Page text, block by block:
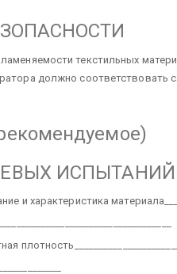
текстильных
должно соответствовать
и характеристика